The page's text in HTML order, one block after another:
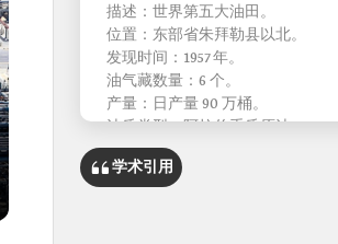
描述：世界第五大油田。
位置：东部省朱拜勒县以北。
发现时间：1957 年。
油气藏数量：6 个。
产量：日产量 90 万桶。
油质类型：阿拉伯重质原油。
学术引用